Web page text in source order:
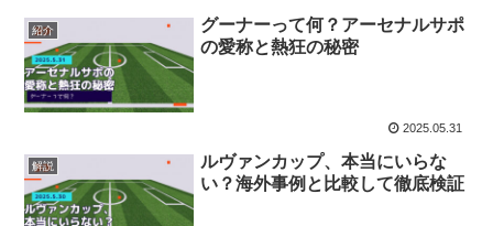
紹介
グーナーって何？アーセナルサポ
の愛称と熱狂の秘密
2025.05.31
解説
ルヴァンカップ、本当にいらな
い？海外事例と比較して徹底検証